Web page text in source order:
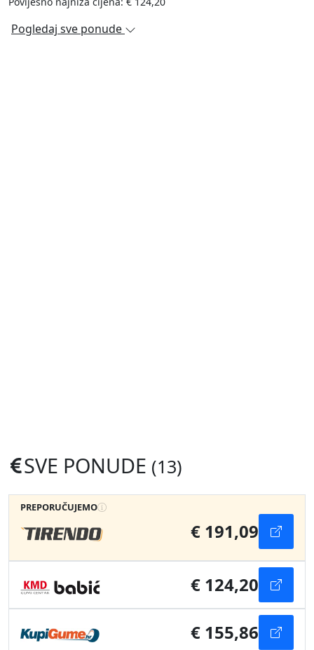
Pogledaj sve ponude
SVE PONUDE (13)
PREPORUČUJEMO
€ 191,09
€ 124,20
€ 155,86